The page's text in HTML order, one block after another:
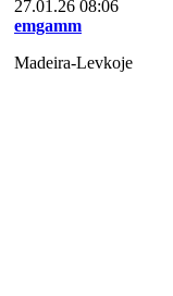
27.01.26 08:06
emgamm
Madeira-Levkoje